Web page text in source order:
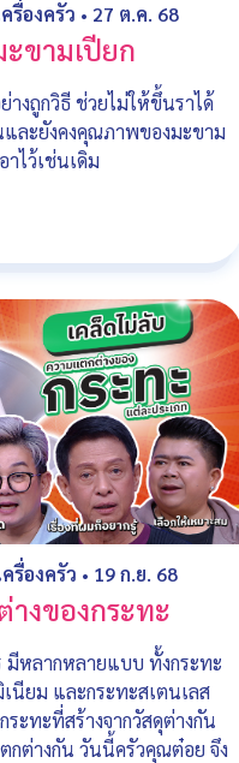
รื่องครัว • 27 ต.ค. 68
ขามเปียก
างถูกวิธี ช่วยไม่ให้ขึ้นราได้
และยังคงคุณภาพของมะขาม
าไว้เช่นเดิม
รื่องครัว • 19 ก.ย. 68
งของกระทะ
มีหลากหลายแบบ ทั้งกระทะ
นียม และกระทะสเตนเลส
ะทะที่สร้างจากวัสดุต่างกัน
กต่างกัน วันนี้ครัวคุณต๋อย จึง